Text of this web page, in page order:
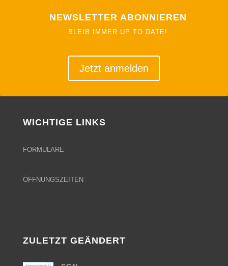
NEWSLETTER ABONNIEREN
BLEIB IMMER UP TO DATE!
Jetzt anmelden
WICHTIGE LINKS
FORMULARE
ÖFFNUNGSZEITEN
ZULETZT GEÄNDERT